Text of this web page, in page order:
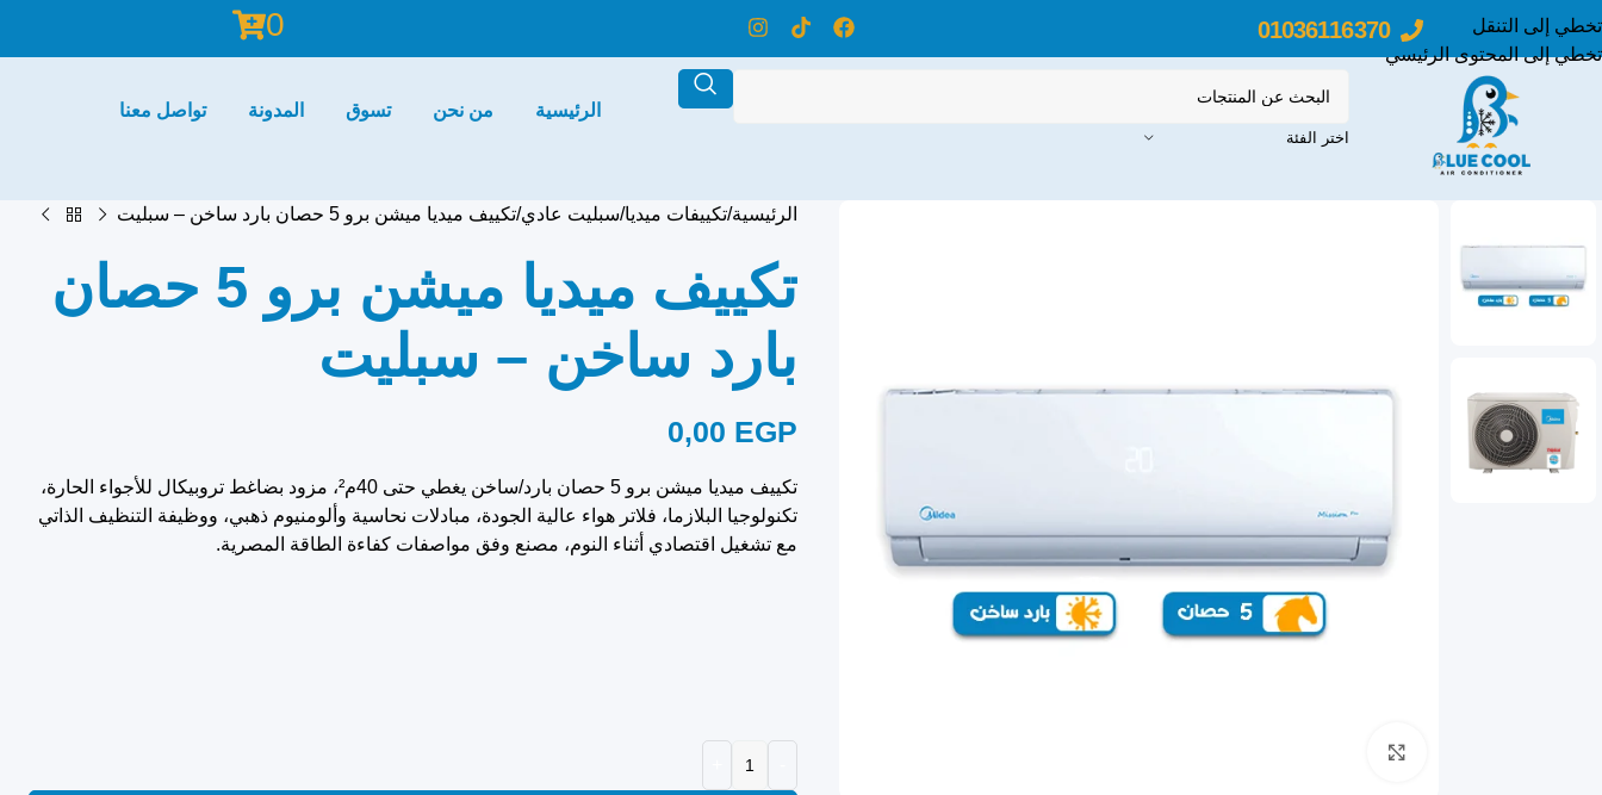
تخطي إلى التنقل
تخطي إلى المحتوى الرئيسي
01036116370
0
اختر الفئة
الرئيسية من نحن تسوق المدونة تواصل معنا
الرئيسية تكييفات ميديا سبليت عادي تكييف ميديا ميشن برو 5 حصان بارد ساخن – سبليت
تكييف ميديا ميشن برو 5 حصان
بارد ساخن – سبليت
0,00 EGP
تكييف ميديا ميشن برو 5 حصان بارد/ساخن يغطي حتى 40م²، مزود بضاغط تروبيكال للأجواء الحارة،
تكنولوجيا البلازما، فلاتر هواء عالية الجودة، مبادلات نحاسية وألومنيوم ذهبي، ووظيفة التنظيف الذاتي
مع تشغيل اقتصادي أثناء النوم، مصنع وفق مواصفات كفاءة الطاقة المصرية.